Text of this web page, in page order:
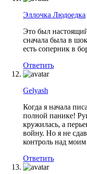
Эллочка Людоедка
Это был
сначала была в
есть соперник в
Ответить
Gelyash
Когда я начала
полной панике!
кружилась, а
войну. Но я не
контроль над
Ответить